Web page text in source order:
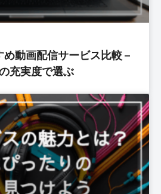
動画配信サービス比較 –
充実度で選ぶ